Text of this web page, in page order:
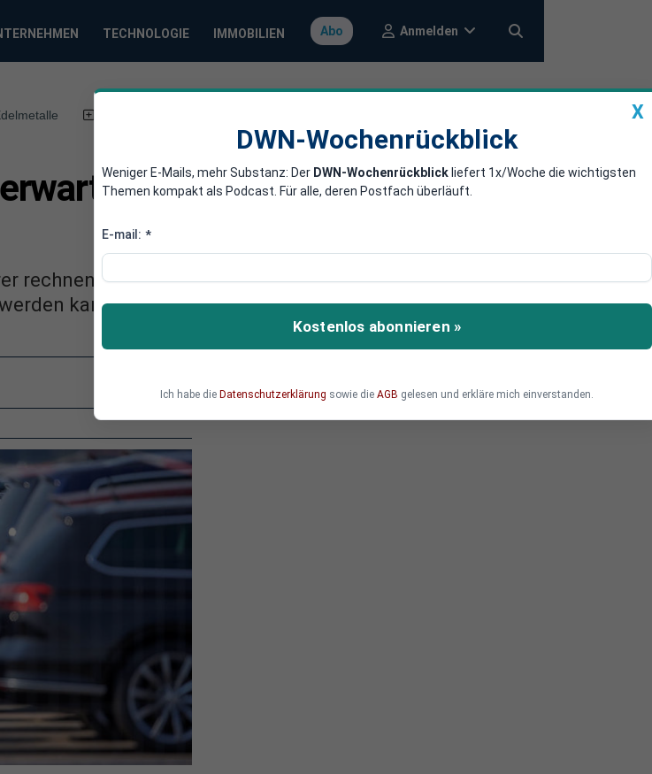
TECHNOLOGIE IMMOBILIEN Abo Anmelden
weiter schwache
rechnen nicht damit, dass der durch Corona
kann. Zu groß sind derzeit ihre Probleme.
X
DWN-Wochenrückblick
Weniger E-Mails, mehr Substanz: Der DWN-Wochenrückblick liefert 1x/Woche die wichtigsten
Themen kompakt als Podcast. Für alle, deren Postfach überläuft.
E-mail: *
Kostenlos abonnieren »
Ich habe die Datenschutzerklärung sowie die AGB gelesen und erkläre mich einverstanden.